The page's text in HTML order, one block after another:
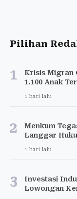
Pilihan
1
Krisis Migran
1.100 Anak
1 hari lalu
2
Menkum
Langgar
1 hari lalu
3
Investasi
Lowongan